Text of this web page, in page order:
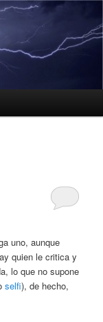
uno, aunque
quien le critica y
lo que no supone
selfi), de hecho,